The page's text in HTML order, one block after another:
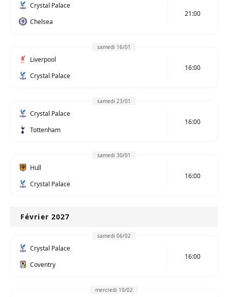
Crystal Palace
Chelsea
21:00
samedi 16/01
Liverpool
Crystal Palace
16:00
samedi 23/01
Crystal Palace
Tottenham
16:00
samedi 30/01
Hull
Crystal Palace
16:00
Février 2027
samedi 06/02
Crystal Palace
Coventry
16:00
mercredi 10/02